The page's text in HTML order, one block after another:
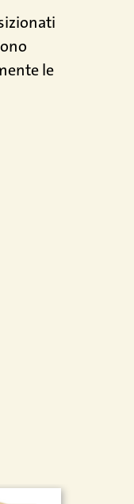
le